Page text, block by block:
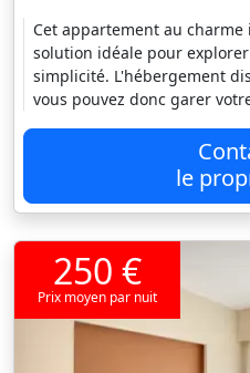
Cet appartement au charme
solution idéale pour
simplicité. L'hébergement
vous pouvez donc garer
le
250 €
Prix moyen par nuit